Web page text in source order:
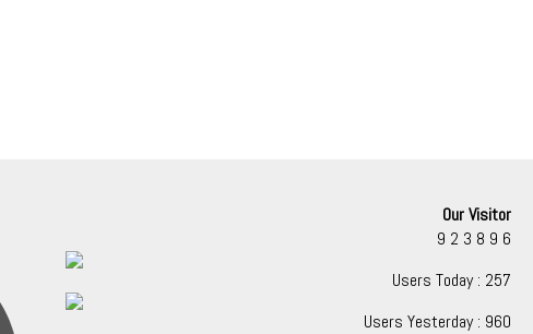
Our Visitor
9 2 3 8 9 6
Users Today : 257
Users Yesterday : 960